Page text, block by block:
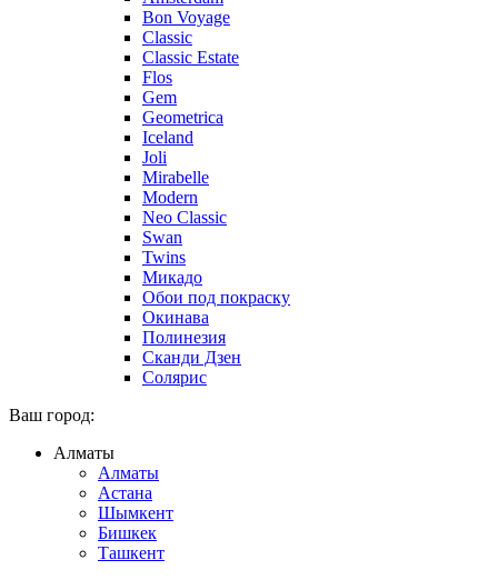
Bon Voyage
Classic
Classic Estate
Flos
Gem
Geometrica
Iceland
Joli
Mirabelle
Modern
Neo Classic
Swan
Twins
Микадо
Обои под покраску
Окинава
Полинезия
Сканди Дзен
Солярис
Ваш город:
Алматы
Алматы
Астана
Шымкент
Бишкек
Ташкент